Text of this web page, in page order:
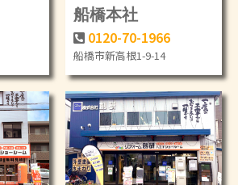
船橋本社
0120-70-1966
船橋市新高根1-9-14